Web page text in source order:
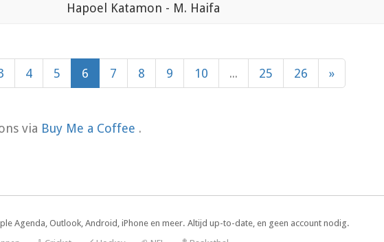
Hapoel Katamon - M. Haifa
4 5 6 7 8 9 10 ... 25 26 »
via Buy Me a Coffee .
Agenda, Outlook, Android, iPhone en meer. Altijd up-to-date, en geen account nodig.